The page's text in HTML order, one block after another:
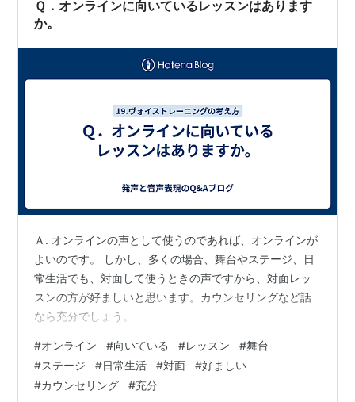
Ｑ．オンラインに向いているレッスンはあります
か。
Ａ. オンラインの声として使うのであれば、オンラインが
よいのです。 しかし、多くの場合、舞台やステージ、日
常生活でも、対面して使うときの声ですから、対面レッ
スンの方が好ましいと思います。カウンセリングなど話
なら充分でしょう。
#オンライン #向いている #レッスン #舞台
#ステージ #日常生活 #対面 #好ましい
#カウンセリング #充分